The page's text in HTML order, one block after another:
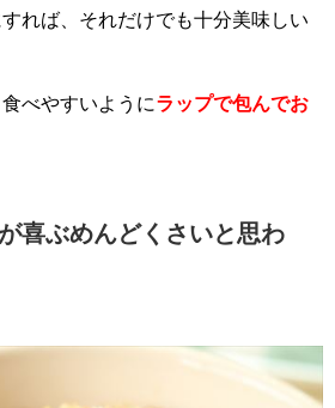
れば、それだけでも十分美味しい
べやすいようにラップで包んでお
喜ぶめんどくさいと思わ